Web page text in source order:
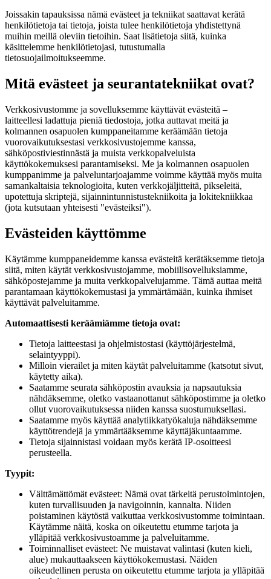
Joissakin tapauksissa nämä evästeet ja tekniikat saattavat kerätä
henkilötietoja tai tietoja, joista tulee henkilötietoja yhdistettynä
muihin meillä oleviin tietoihin. Saat lisätietoja siitä, kuinka
käsittelemme henkilötietojasi, tutustumalla
tietosuojailmoitukseemme.
Mitä evästeet ja seurantatekniikat ovat?
Verkkosivustomme ja sovelluksemme käyttävät evästeitä –
laitteellesi ladattuja pieniä tiedostoja, jotka auttavat meitä ja
kolmannen osapuolen kumppaneitamme keräämään tietoja
vuorovaikutuksestasi verkkosivustojemme kanssa,
sähköpostiviestinnästä ja muista verkkopalveluista
käyttökokemuksesi parantamiseksi. Me ja kolmannen osapuolen
kumppanimme ja palveluntarjoajamme voimme käyttää myös muita
samankaltaisia ​​teknologioita, kuten verkkojäljitteitä, pikseleitä,
upotettuja skriptejä, sijainnintunnistustekniikoita ja lokitekniikkaa
(jota kutsutaan yhteisesti "evästeiksi").
Evästeiden käyttömme
Käytämme kumppaneidemme kanssa evästeitä kerätäksemme tietoja
siitä, miten käytät verkkosivustojamme, mobiilisovelluksiamme,
sähköpostejamme ja muita verkkopalvelujamme. Tämä auttaa meitä
parantamaan käyttökokemustasi ja ymmärtämään, kuinka ihmiset
käyttävät palveluitamme.
Automaattisesti keräämiämme tietoja ovat:
Tietoja laitteestasi ja ohjelmistostasi (käyttöjärjestelmä,
selaintyyppi).
Milloin vierailet ja miten käytät palveluitamme (katsotut sivut,
käytetty aika).
Saatamme seurata sähköpostin avauksia ja napsautuksia
nähdäksemme, oletko vastaanottanut sähköpostimme ja oletko
ollut vuorovaikutuksessa niiden kanssa suostumuksellasi.
Saatamme myös käyttää analytiikkatyökaluja nähdäksemme
käyttötrendejä ja ymmärtääksemme käyttäjäkuntaamme.
Tietoja sijainnistasi voidaan myös kerätä IP-osoitteesi
perusteella.
Tyypit:
Välttämättömät evästeet: Nämä ovat tärkeitä perustoimintojen,
kuten turvallisuuden ja navigoinnin, kannalta. Niiden
poistaminen käytöstä vaikuttaa verkkosivustomme toimintaan.
Käytämme näitä, koska on oikeutettu etumme tarjota ja
ylläpitää verkkosivustoamme ja palveluitamme.
Toiminnalliset evästeet: Ne muistavat valintasi (kuten kieli,
alue) mukauttaakseen käyttökokemustasi. Näiden
oikeudellinen perusta on oikeutettu etumme tarjota ja ylläpitää